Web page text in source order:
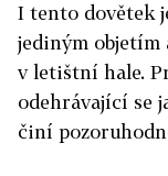
I tento dovětek
jediným objetím
v letištní hale.
odehrávající se
činí